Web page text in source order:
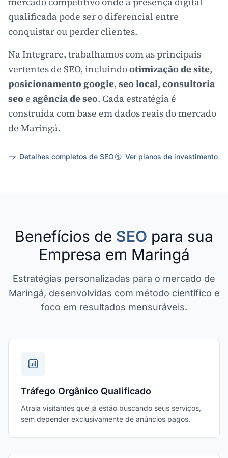
qualificada pode ser o diferencial entre
conquistar ou perder clientes.
Na Integrare, trabalhamos com as principais
vertentes de SEO, incluindootimização de site,
posicionamento google, seo local, consultoria
seo e agência de seo. Cada estratégia é
construída com base em dados reais do mercado
de Maringá.
Detalhes completos de SEO Ver planos de investimento
Benefícios de SEO para sua
Empresa em Maringá
Estratégias personalizadas para o mercado de
Maringá, desenvolvidas com método científico e
foco em resultados mensuráveis.
Tráfego Orgânico Qualificado
Atraia visitantes que já estão buscando seus serviços,
sem depender exclusivamente de anúncios pagos.